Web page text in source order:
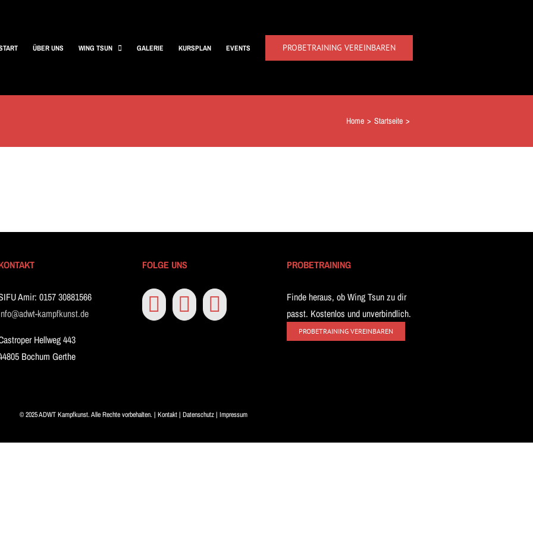
ÜBER UNS WING TSUN GALERIE KURSPLAN EVENTS PROBETRAINING VEREINBAREN
Home > Startseite >
Amir: 0157 30881566
kampfkunst.de
Hellweg 443
Bochum Gerthe
FOLGE UNS PROBETRAINING
Finde heraus, ob Wing Tsun zu dir
passt. Kostenlos und unverbindlich.
PROBETRAINING VEREINBAREN
© 2025 ADWT Kampfkunst. Alle Rechte vorbehalten. | Kontakt| Datenschutz| Impressum